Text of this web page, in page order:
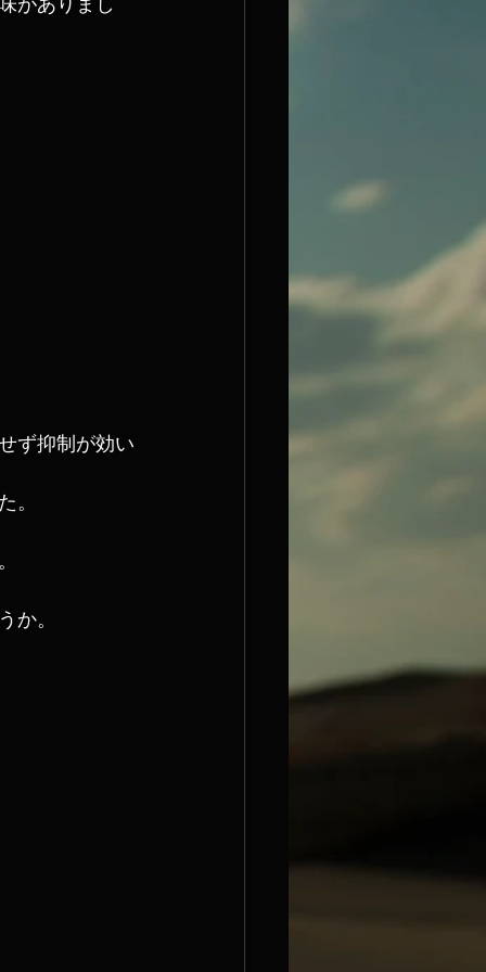
がありまし
ず抑制が効い
。
か。